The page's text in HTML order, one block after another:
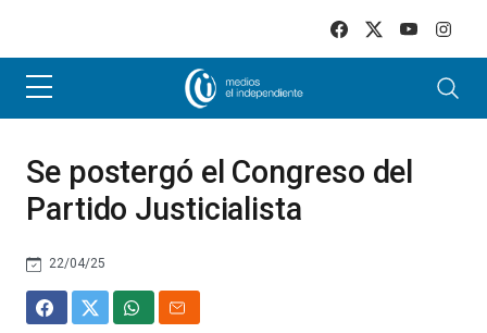
Se postergó el Congreso del
Partido Justicialista
22/04/25